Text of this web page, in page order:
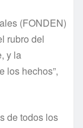
(FONDEN)
rubro del
y la
los hechos”,
de todos los